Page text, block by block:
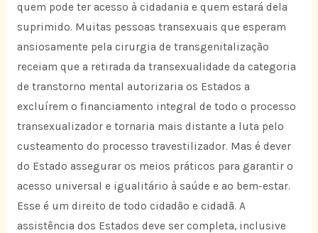
quem pode ter acesso à cidadania e quem estará dela
suprimido. Muitas pessoas transexuais que esperam
ansiosamente pela cirurgia de transgenitalização
receiam que a retirada da transexualidade da categoria
de transtorno mental autorizaria os Estados a
excluírem o financiamento integral de todo o processo
transexualizador e tornaria mais distante a luta pelo
custeamento do processo travestilizador. Mas é dever
do Estado assegurar os meios práticos para garantir o
acesso universal e igualitário à saúde e ao bem-estar.
Esse é um direito de todo cidadão e cidadã. A
assistência dos Estados deve ser completa, inclusive